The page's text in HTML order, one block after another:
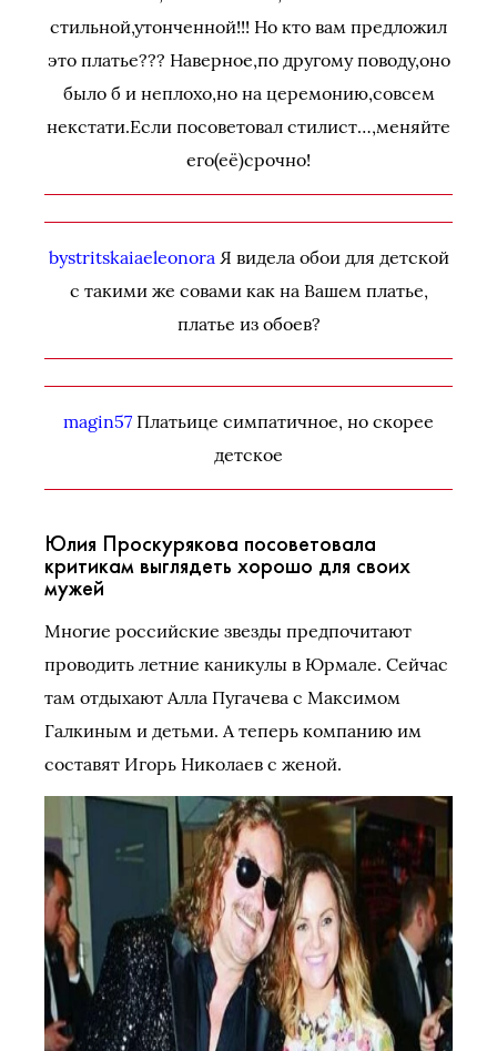
стильной,утонченной!!! Но кто вам предложил
это платье??? Наверное,по другому поводу,оно
было б и неплохо,но на церемонию,совсем
некстати.Если посоветовал стилист…,меняйте
его(её)срочно!
bystritskaiaeleonoraЯ видела обои для детской
с такими же совами как на Вашем платье,
платье из обоев?
magin57 Платьице симпатичное, но скорее
детское
Юлия Проскурякова посоветовала
критикам выглядеть хорошо для своих
мужей
Многие российские звезды предпочитают
проводить летние каникулы в Юрмале. Сейчас
там отдыхают Алла Пугачева с Максимом
Галкиным и детьми. А теперь компанию им
составят Игорь Николаев с женой.